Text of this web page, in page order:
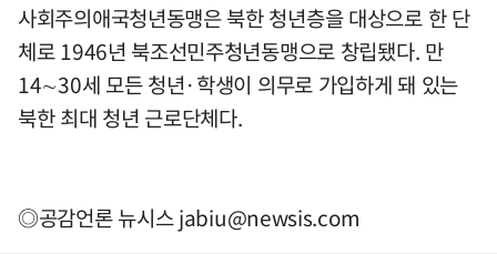
사회주의애국청년동맹은 북한 청년층을 대상으로 한 단
체로 1946년 북조선민주청년동맹으로 창립됐다. 만
14∼30세 모든 청년·학생이 의무로 가입하게 돼 있는
북한 최대 청년 근로단체다.
◎공감언론 뉴시스jabiu@newsis.com